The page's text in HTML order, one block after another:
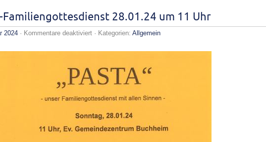
Familiengottesdienst 28.01.24 um 11 Uhr
2024 · Kommentare deaktiviertfür
11
Uhr
· Kategorien: Allgemein